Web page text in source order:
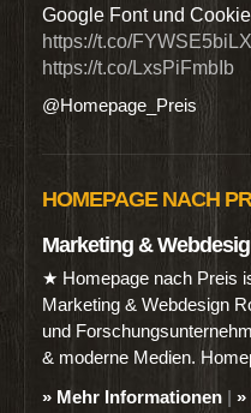
Google Font und
https://t.co/FYWSE5biLX
https://t.co/LxsPiFmbIb
@Homepage_Preis
HOMEPAGE NACH
Marketing &
★ Homepage nach Preis
Marketing & Webdesign
und
& moderne Medien.
» Mehr Informationen | »